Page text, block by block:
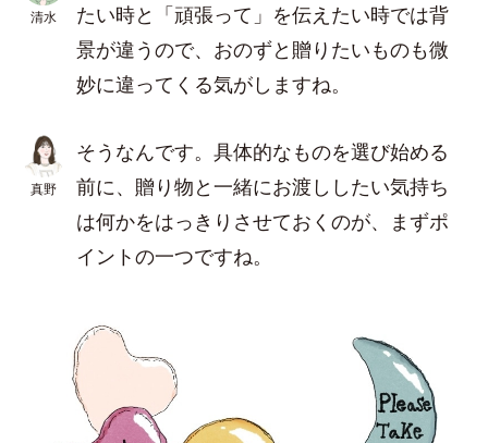
清水
たい時と「頑張って」を伝えたい時では背
景が違うので、おのずと贈りたいものも微
妙に違ってくる気がしますね。
真野
そうなんです。具体的なものを選び始める
前に、贈り物と一緒にお渡ししたい気持ち
は何かをはっきりさせておくのが、まずポ
イントの一つですね。